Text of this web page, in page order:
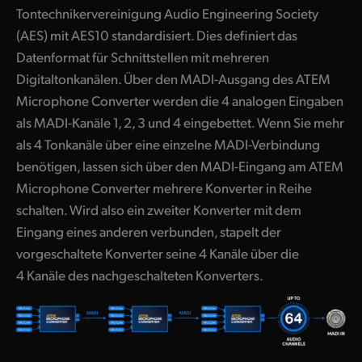
Tontechnikervereinigung Audio Engineering Society
(AES) mit AES10 standardisiert. Dies definiert das
Datenformat für Schnittstellen mit mehreren
Digitaltonkanälen. Über den MADI-Ausgang des ATEM
Microphone Converter werden die 4 analogen Eingaben
als MADI-Kanäle 1, 2, 3 und 4 eingebettet. Wenn Sie mehr
als 4 Tonkanäle über eine einzelne MADI-Verbindung
benötigen, lassen sich über den MADI-Eingang am ATEM
Microphone Converter mehrere Konverter in Reihe
schalten. Wird also ein zweiter Konverter mit dem
Eingang eines anderen verbunden, stapelt der
vorgeschaltete Konverter seine 4 Kanäle über die
4 Kanäle des nachgeschalteten Konverters.